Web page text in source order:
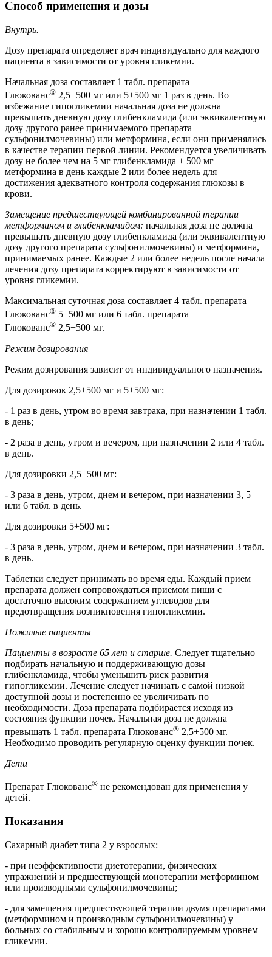
Способ применения и дозы
Внутрь.
Дозу препарата определяет врач индивидуально для каждого
пациента в зависимости от уровня гликемии.
Начальная доза составляет 1 табл. препарата
Глюкованс® 2,5+500 мг или 5+500 мг 1 раз в день. Во
избежание гипогликемии начальная доза не должна
превышать дневную дозу глибенкламида (или эквивалентную
дозу другого ранее принимаемого препарата
сульфонилмочевины) или метформина, если они применялись
в качестве терапии первой линии. Рекомендуется увеличивать
дозу не более чем на 5 мг глибенкламида + 500 мг
метформина в день каждые 2 или более недель для
достижения адекватного контроля содержания глюкозы в
крови.
Замещение предшествующей комбинированной терапии
метформином и глибенкламидом: начальная доза не должна
превышать дневную дозу глибенкламида (или эквивалентную
дозу другого препарата сульфонилмочевины) и метформина,
принимаемых ранее. Каждые 2 или более недель после начала
лечения дозу препарата корректируют в зависимости от
уровня гликемии.
Максимальная суточная доза составляет 4 табл. препарата
Глюкованс® 5+500 мг или 6 табл. препарата
Глюкованс® 2,5+500 мг.
Режим дозирования
Режим дозирования зависит от индивидуального назначения.
Для дозировок 2,5+500 мг и 5+500 мг:
- 1 раз в день, утром во время завтрака, при назначении 1 табл.
в день;
- 2 раза в день, утром и вечером, при назначении 2 или 4 табл.
в день.
Для дозировки 2,5+500 мг:
- 3 раза в день, утром, днем и вечером, при назначении 3, 5
или 6 табл. в день.
Для дозировки 5+500 мг:
- 3 раза в день, утром, днем и вечером, при назначении 3 табл.
в день.
Таблетки следует принимать во время еды. Каждый прием
препарата должен сопровождаться приемом пищи с
достаточно высоким содержанием углеводов для
предотвращения возникновения гипогликемии.
Пожилые пациенты
Пациенты в возрасте 65 лет и старше. Следует тщательно
подбирать начальную и поддерживающую дозы
глибенкламида, чтобы уменьшить риск развития
гипогликемии. Лечение следует начинать с самой низкой
доступной дозы и постепенно ее увеличивать по
необходимости. Доза препарата подбирается исходя из
состояния функции почек. Начальная доза не должна
превышать 1 табл. препарата Глюкованс® 2,5+500 мг.
Необходимо проводить регулярную оценку функции почек.
Дети
Препарат Глюкованс® не рекомендован для применения у
детей.
Показания
Сахарный диабет типа 2 у взрослых:
- при неэффективности диетотерапии, физических
упражнений и предшествующей монотерапии метформином
или производными сульфонилмочевины;
- для замещения предшествующей терапии двумя препаратами
(метформином и производным сульфонилмочевины) у
больных со стабильным и хорошо контролируемым уровнем
гликемии.